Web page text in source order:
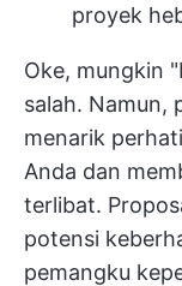
proyek
Oke, mungkin
salah. Namun,
menarik
Anda dan
terlibat.
potensi
pemangku